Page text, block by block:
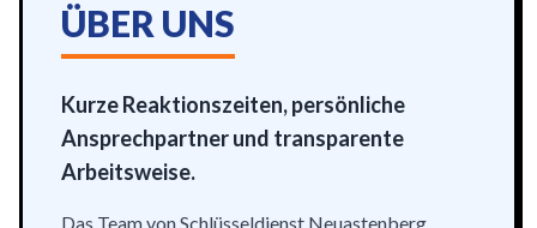
ÜBER UNS
Kurze Reaktionszeiten, persönliche
Ansprechpartner und transparente
Arbeitsweise.
Das Team von Schlüsseldienst Neuastenberg